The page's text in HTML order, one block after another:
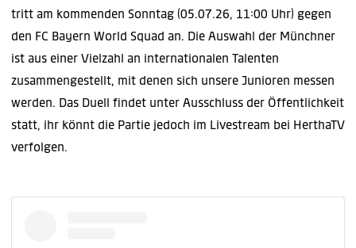
tritt am kommenden Sonntag (05.07.26, 11:00 Uhr) gegen
den FC Bayern World Squad an. Die Auswahl der Münchner
ist aus einer Vielzahl an internationalen Talenten
zusammengestellt, mit denen sich unsere Junioren messen
werden. Das Duell findet unter Ausschluss der Öffentlichkeit
statt, ihr könnt die Partie jedoch im Livestream bei HerthaTV
verfolgen.